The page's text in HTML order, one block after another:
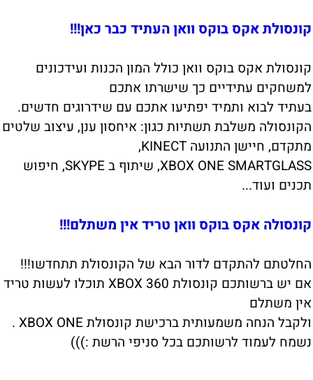
קונסולת אקס בוקס וואן העתיד כבר כאן!!!
קונסולת אקס בוקס וואן כולל המון הכנות ועידכונים
למשחקים עתידיים כך שישרתו אתכם
בעתיד לבוא ותמיד יפתיעו אתכם עם שידרוגים חדשים.
הקונסולה משלבת תשתיות כגון: איחסון ענן, עיצוב שלטים
מתקדם, חיישן התנועה KINECT,
XBOX ONE SMARTGLASS, שיתוף ב SKYPE, חיפוש
תכנים ועוד...
קונסולה אקס בוקס וואן טריד אין משתלם!!!
החלטתם להתקדם לדור הבא של הקונסולת תתחדשו!!!
אם יש ברשותכם קונסולת XBOX 360 תוכלו לעשות טריד
אין משתלם
ולקבל הנחה משמעותית ברכישת קונסולת XBOX ONE .
נשמח לעמוד לרשותכם בכל סניפי הרשת :)))